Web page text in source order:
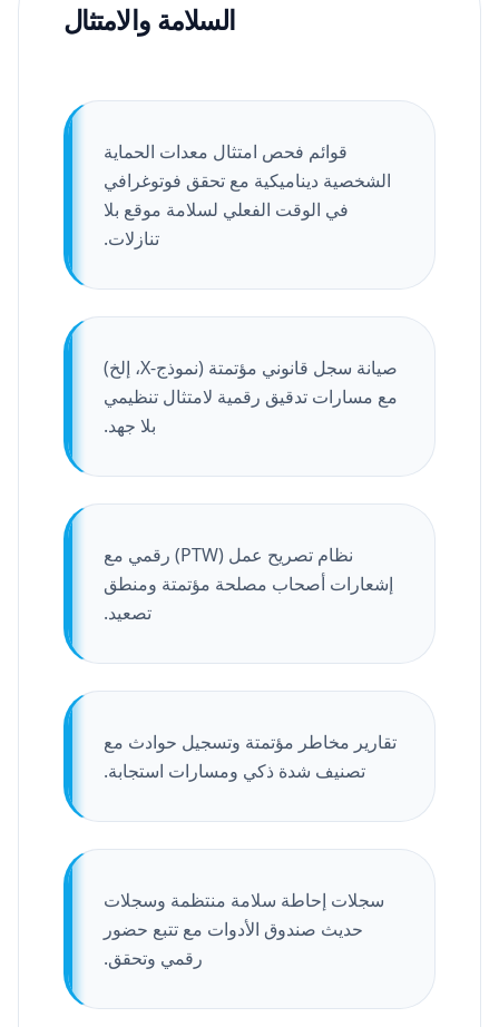
السلامة والامتثال
قوائم فحص امتثال معدات الحماية
الشخصية ديناميكية مع تحقق فوتوغرافي
في الوقت الفعلي لسلامة موقع بلا
تنازلات.
صيانة سجل قانوني مؤتمتة (نموذج-X، إلخ)
مع مسارات تدقيق رقمية لامتثال تنظيمي
بلا جهد.
نظام تصريح عمل (PTW) رقمي مع
إشعارات أصحاب مصلحة مؤتمتة ومنطق
تصعيد.
تقارير مخاطر مؤتمتة وتسجيل حوادث مع
تصنيف شدة ذكي ومسارات استجابة.
سجلات إحاطة سلامة منتظمة وسجلات
حديث صندوق الأدوات مع تتبع حضور
رقمي وتحقق.